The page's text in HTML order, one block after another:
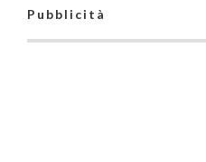
Pubblicità